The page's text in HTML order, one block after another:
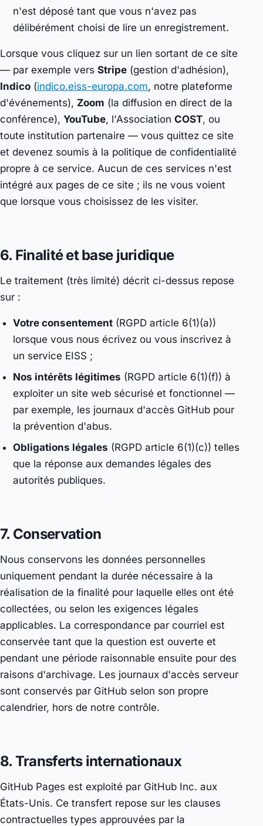
n'est déposé tant que vous n'avez pas
délibérément choisi de lire un enregistrement.
Lorsque vous cliquez sur un lien sortant de ce site
— par exemple vers Stripe (gestion d'adhésion),
Indico (indico.eiss-europa.com, notre plateforme
d'événements), Zoom (la diffusion en direct de la
conférence), YouTube, l'Association COST, ou
toute institution partenaire — vous quittez ce site
et devenez soumis à la politique de confidentialité
propre à ce service. Aucun de ces services n'est
intégré aux pages de ce site ; ils ne vous voient
que lorsque vous choisissez de les visiter.
6. Finalité et base juridique
Le traitement (très limité) décrit ci-dessus repose
sur :
Votre consentement (RGPD article 6(1)(a))
lorsque vous nous écrivez ou vous inscrivez à
un service EISS ;
Nos intérêts légitimes (RGPD article 6(1)(f)) à
exploiter un site web sécurisé et fonctionnel —
par exemple, les journaux d'accès GitHub pour
la prévention d'abus.
Obligations légales (RGPD article 6(1)(c)) telles
que la réponse aux demandes légales des
autorités publiques.
7. Conservation
Nous conservons les données personnelles
uniquement pendant la durée nécessaire à la
réalisation de la finalité pour laquelle elles ont été
collectées, ou selon les exigences légales
applicables. La correspondance par courriel est
conservée tant que la question est ouverte et
pendant une période raisonnable ensuite pour des
raisons d'archivage. Les journaux d'accès serveur
sont conservés par GitHub selon son propre
calendrier, hors de notre contrôle.
8. Transferts internationaux
GitHub Pages est exploité par GitHub Inc. aux
États-Unis. Ce transfert repose sur les clauses
contractuelles types approuvées par la